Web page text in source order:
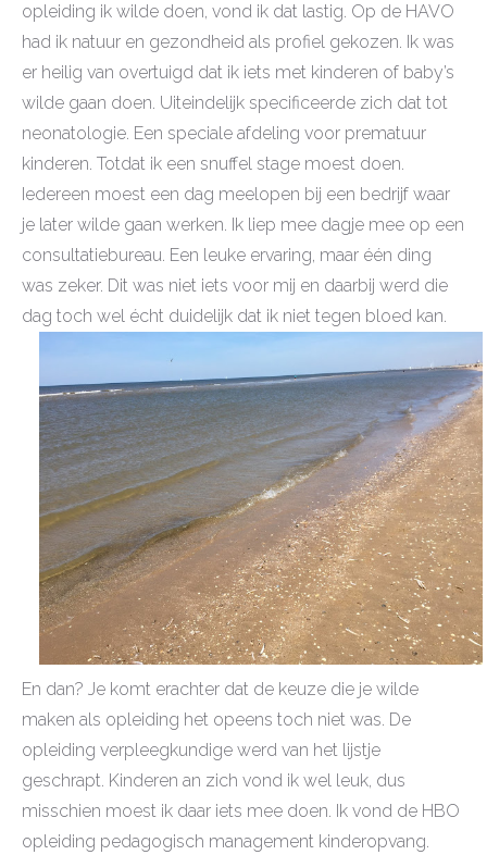
opleiding ik wilde doen, vond ik dat lastig. Op de HAVO
had ik natuur en gezondheid als profiel gekozen. Ik was
er heilig van overtuigd dat ik iets met kinderen of baby’s
wilde gaan doen. Uiteindelijk specificeerde zich dat tot
neonatologie. Een speciale afdeling voor prematuur
kinderen. Totdat ik een snuffel stage moest doen.
Iedereen moest een dag meelopen bij een bedrijf waar
je later wilde gaan werken. Ik liep mee dagje mee op een
consultatiebureau. Een leuke ervaring, maar één ding
was zeker. Dit was niet iets voor mij en daarbij werd die
dag toch wel écht duidelijk dat ik niet tegen bloed kan.
En dan? Je komt erachter dat de keuze die je wilde
maken als opleiding het opeens toch niet was. De
opleiding verpleegkundige werd van het lijstje
geschrapt. Kinderen an zich vond ik wel leuk, dus
misschien moest ik daar iets mee doen. Ik vond de HBO
opleiding pedagogisch management kinderopvang.